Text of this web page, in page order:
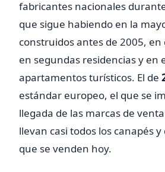
fabricantes nacionales
que sigue habiendo en la
construidos antes de 2005, en
en segundas residencias y en
apartamentos turísticos. El de
estándar europeo, el que se
llegada de las marcas de
llevan casi todos los canapés
que se venden hoy.